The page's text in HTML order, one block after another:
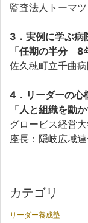
監査法人トーマ
3． 実例に学ぶ病
「任期の半分 8
佐久穂町立千曲
4． リーダーの心
「人と組織を動
グロービス経営
座長：隠岐広域
カテゴリ
リーダー養成塾